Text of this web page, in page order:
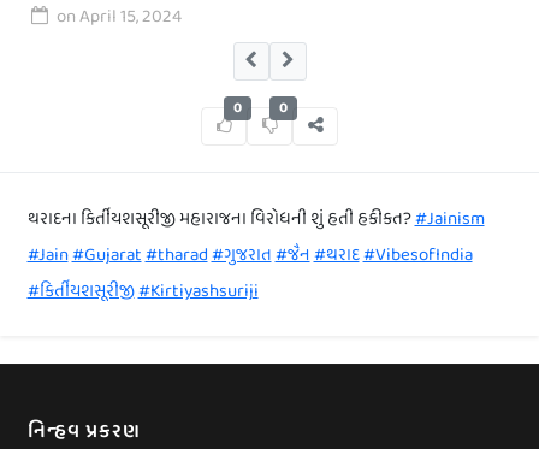
onApril 15, 2024
0 0
થરાદના કિર્તીયશસૂરીજી મહારાજના વિરોધની શું હતી હકીકત?#Jainism
#Jain#Gujarat#tharad#ગુજરાત#જૈન#થરાદ#VibesofIndia
#કિર્તીયશસૂરીજી#Kirtiyashsuriji
નિન્હવ પ્રકરણ